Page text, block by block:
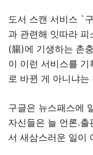
도서 스캔 서비스 `
과 관련해 잇따라
(腸)에 기생하는 촌
이 이런 서비스를 기
로 바뀐 게 아니냐는
구글은 뉴스패스에
자신들은 늘 언론.출
서 새삼스러운 일이